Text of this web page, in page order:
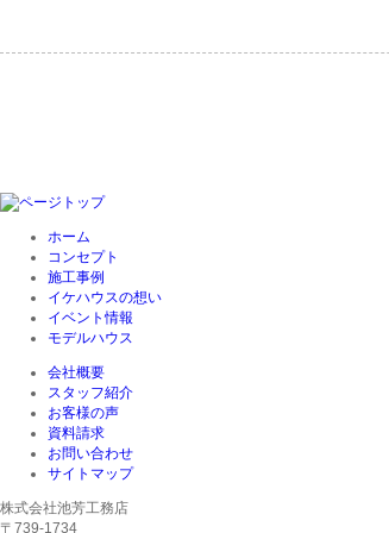
ホーム
コンセプト
施工事例
イケハウスの想い
イベント情報
モデルハウス
会社概要
スタッフ紹介
お客様の声
資料請求
お問い合わせ
サイトマップ
株式会社池芳工務店
〒739-1734